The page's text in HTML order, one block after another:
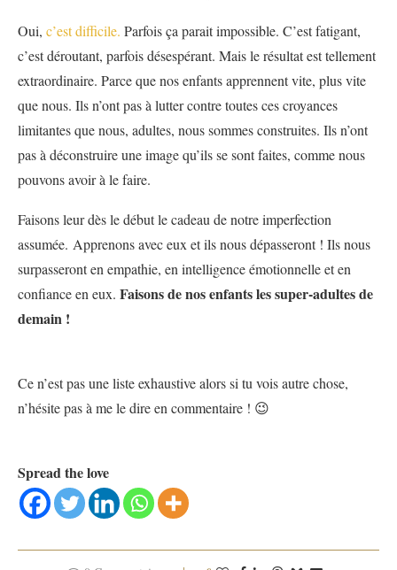
Oui, c’est difficile. Parfois ça parait impossible. C’est fatigant,
c’est déroutant, parfois désespérant. Mais le résultat est tellement
extraordinaire. Parce que nos enfants apprennent vite, plus vite
que nous. Ils n’ont pas à lutter contre toutes ces croyances
limitantes que nous, adultes, nous sommes construites. Ils n’ont
pas à déconstruire une image qu’ils se sont faites, comme nous
pouvons avoir à le faire.
Faisons leur dès le début le cadeau de notre imperfection
assumée. Apprenons avec eux et ils nous dépasseront ! Ils nous
surpasseront en empathie, en intelligence émotionnelle et en
confiance en eux. Faisons de nos enfants les super-adultes de
demain !
Ce n’est pas une liste exhaustive alors si tu vois autre chose,
n’hésite pas à me le dire en commentaire ! 😉
Spread the love